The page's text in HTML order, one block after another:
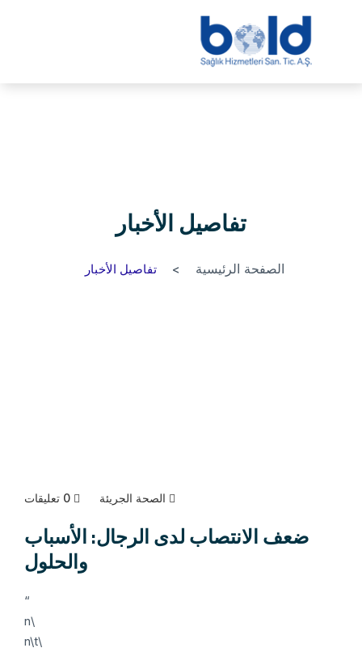
تفاصيل الأخبار
الصفحة الرئيسية تفاصيل الأخبار
الصحة الجريئة 0 تعليقات
ضعف الانتصاب لدى الرجال: الأسباب
والحلول